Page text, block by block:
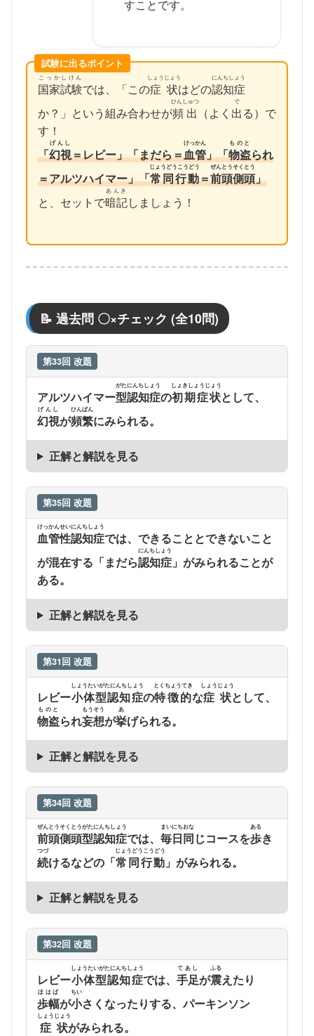
すことです。
試験に出るポイント
国家試験
こっかしけん
では、「この症状
しょうじょう
はどの認知症
にんちしょう
か？」という組み合わせが頻出
ひんしゅつ
（よく 出
で
る）で
す！
「幻視
げんし
＝レビー」「まだら＝血管
けっかん
」「物盗
ものと
られ
＝アルツハイマー」「常同行動
じょうどうこうどう
＝前頭側頭
ぜんとうそくとう
」
と、セットで暗記
あんき
しましょう！
📝 過去問 〇×チェック (全10問)
第33回 改題
アルツハイマー型
がた
認知症
にんちしょう
の初期症状
しょきしょうじょう
として、
幻視
げんし
が頻繁
ひんぱん
にみられる。
正解と解説を見る
第35回 改題
血管性認知症
けっかんせいにんちしょう
では、できることとできないこと
が混在する「まだら認知症
にんちしょう
」がみられることが
ある。
正解と解説を見る
第31回 改題
レビー小体型認知症
しょうたいがたにんちしょう
の特徴的
とくちょうてき
な症状
しょうじょう
として、
物盗
ものと
られ妄想
もうそう
が挙
あ
げられる。
正解と解説を見る
第34回 改題
前頭側頭型認知症
ぜんとうそくとうがたにんちしょう
では、 毎日
まいにち
同
おな
じコースを歩
ある
き
続
つづ
けるなどの「常同行動
じょうどうこうどう
」がみられる。
正解と解説を見る
第32回 改題
レビー小体型認知症
しょうたいがたにんちしょう
では、 手足
てあし
が震
ふる
えたり
歩幅
ほはば
が小
ちい
さくなったりする、パーキンソン
症状
しょうじょう
がみられる。